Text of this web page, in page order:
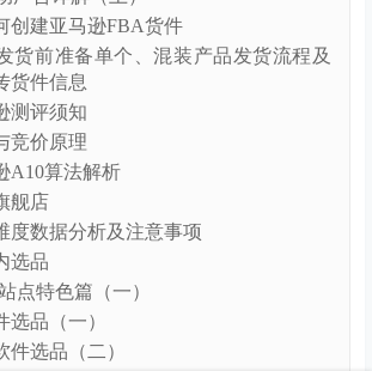
CPC进阶：不同时期的广告竞价策
卡位、数据分析锁定出单流量
广告投放详解（上）
告打造爆款策略：短时间内打造流量
广告打法、关联流量玩法
Asin广告投放实操详解
型广告投放详解
致优化：广告报表、出单最佳时间、
量、各类型广告协同作战
告分组策略
广告投放详解（下）
选品
前后台页面板块解析